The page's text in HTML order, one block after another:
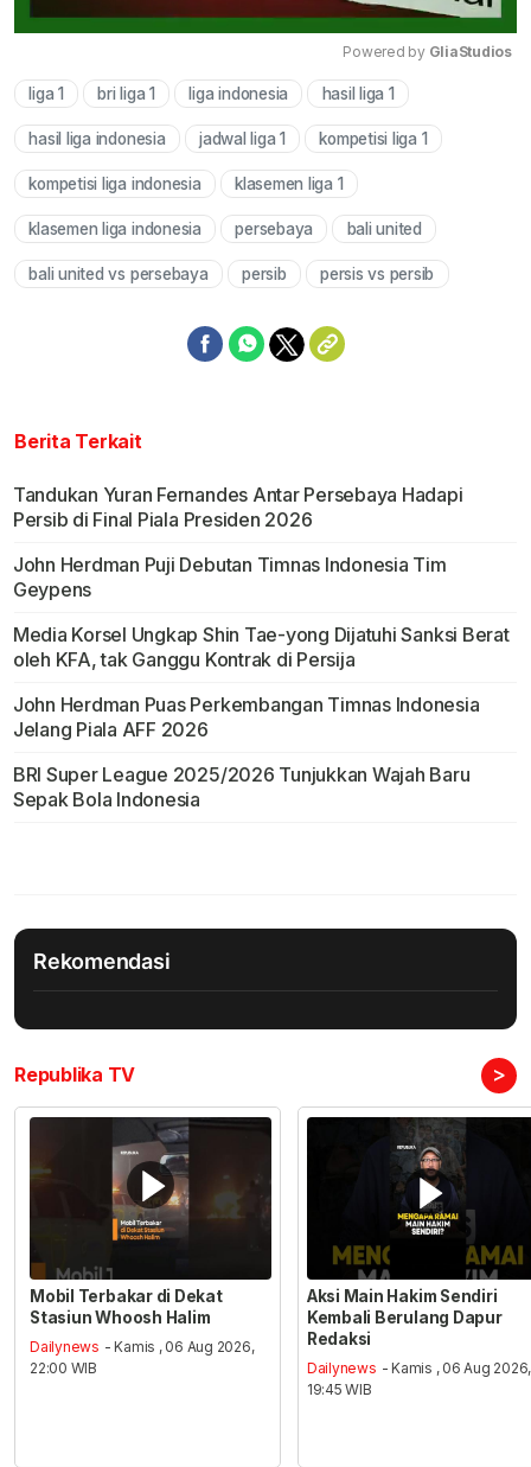
Powered by GliaStudios
liga 1 bri liga 1 liga indonesia hasil liga 1
hasil liga indonesia jadwal liga 1 kompetisi liga 1
kompetisi liga indonesia klasemen liga 1
klasemen liga indonesia persebaya bali united
bali united vs persebaya persib persis vs persib
Berita Terkait
Tandukan Yuran Fernandes Antar Persebaya Hadapi
Persib di Final Piala Presiden 2026
John Herdman Puji Debutan Timnas Indonesia Tim
Geypens
Media Korsel Ungkap Shin Tae-yong Dijatuhi Sanksi Berat
oleh KFA, tak Ganggu Kontrak di Persija
John Herdman Puas Perkembangan Timnas Indonesia
Jelang Piala AFF 2026
BRI Super League 2025/2026 Tunjukkan Wajah Baru
Sepak Bola Indonesia
Rekomendasi
Republika TV >
Mobil Terbakar di Dekat
Stasiun Whoosh Halim
Dailynews - Kamis , 06 Aug 2026,
22:00 WIB
Aksi Main Hakim Sendiri
Kembali Berulang Dapur
Redaksi
Dailynews - Kamis , 06 Aug 2026,
19:45 WIB